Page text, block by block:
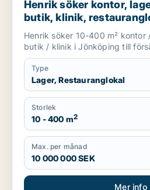
Henrik söker kontor,
butik, klinik,
till salu i Jönköping
Henrik söker 10-400 m²
butik / klinik i Jönköping till
Type
Lager, Restauranglokal
Storlek
10 - 400 m2
Max. per månad
10 000 000 SEK
Mer info